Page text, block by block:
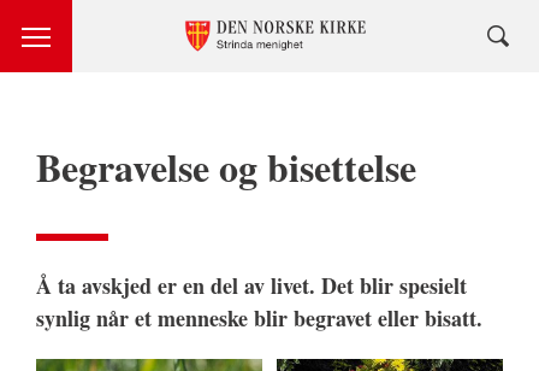
Begravelse og bisettelse
Å ta avskjed er en del av livet. Det blir spesielt
synlig når et menneske blir begravet eller bisatt.